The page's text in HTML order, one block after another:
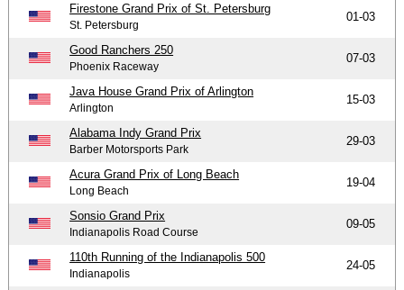
Firestone Grand Prix of St. Petersburg
St. Petersburg
01-03
Good Ranchers 250
Phoenix Raceway
07-03
Java House Grand Prix of Arlington
Arlington
15-03
Alabama Indy Grand Prix
Barber Motorsports Park
29-03
Acura Grand Prix of Long Beach
Long Beach
19-04
Sonsio Grand Prix
Indianapolis Road Course
09-05
110th Running of the Indianapolis 500
Indianapolis
24-05